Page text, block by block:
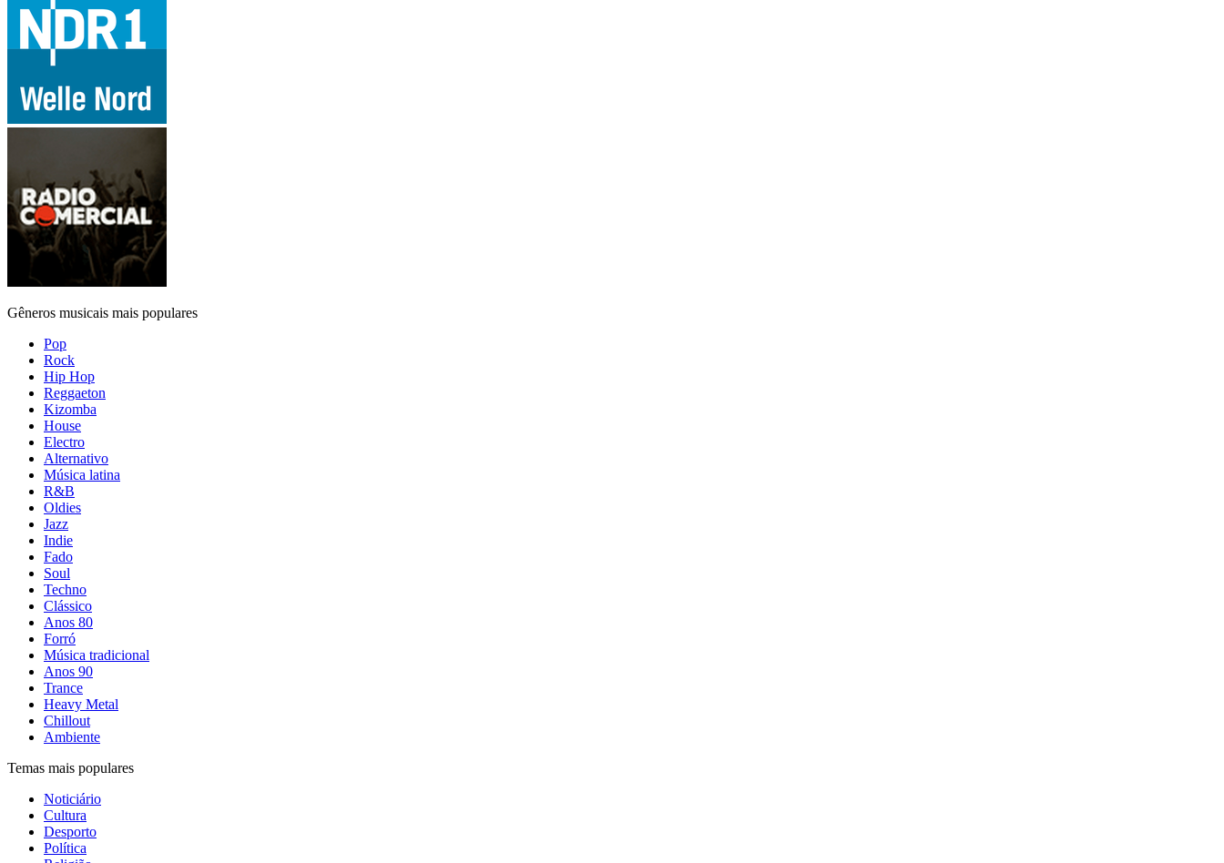
Gêneros musicais mais populares
Pop
Rock
Hip Hop
Reggaeton
Kizomba
House
Electro
Alternativo
Música latina
R&B
Oldies
Jazz
Indie
Fado
Soul
Techno
Clássico
Anos 80
Forró
Música tradicional
Anos 90
Trance
Heavy Metal
Chillout
Ambiente
Temas mais populares
Noticiário
Cultura
Desporto
Política